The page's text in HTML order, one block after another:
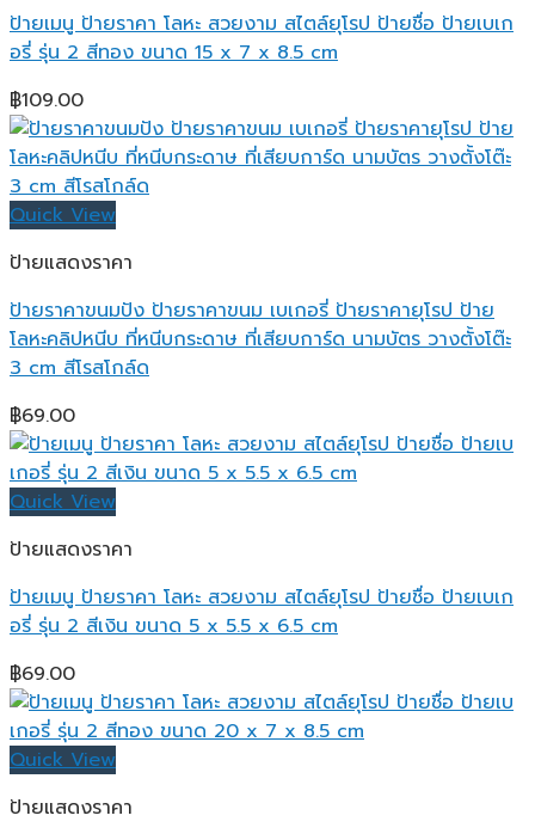
ป้ายเมนู ป้ายราคา โลหะ สวยงาม สไตล์ยุโรป ป้ายชื่อ ป้ายเบเก
อรี่ รุ่น 2 สีทอง ขนาด 15 x 7 x 8.5 cm
฿109.00
Quick View
ป้ายแสดงราคา
ป้ายราคาขนมปัง ป้ายราคาขนม เบเกอรี่ ป้ายราคายุโรป ป้าย
โลหะคลิปหนีบ ที่หนีบกระดาษ ที่เสียบการ์ด นามบัตร วางตั้งโต๊ะ
3 cm สีโรสโกล์ด
฿69.00
Quick View
ป้ายแสดงราคา
ป้ายเมนู ป้ายราคา โลหะ สวยงาม สไตล์ยุโรป ป้ายชื่อ ป้ายเบเก
อรี่ รุ่น 2 สีเงิน ขนาด 5 x 5.5 x 6.5 cm
฿69.00
Quick View
ป้ายแสดงราคา